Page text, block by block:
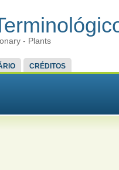
- Plants
CRÉDITOS